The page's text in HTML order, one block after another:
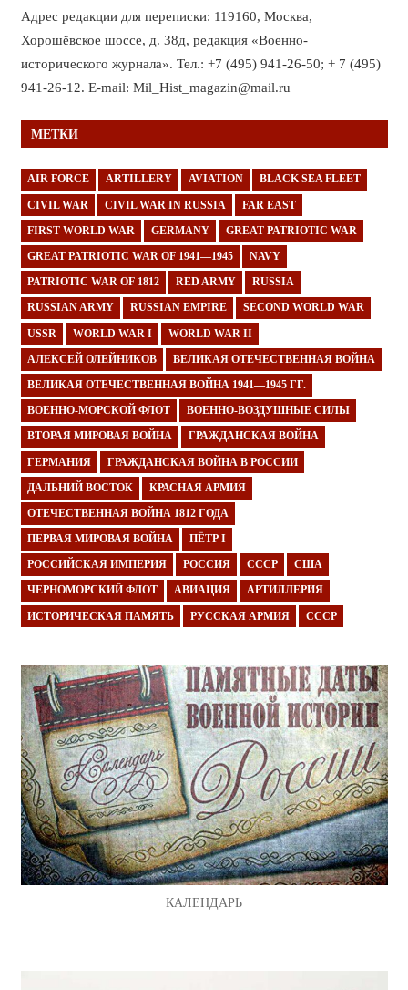
Адрес редакции для переписки: 119160, Москва,
Хорошёвское шоссе, д. 38д, редакция «Военно-
исторического журнала». Тел.: +7 (495) 941-26-50; + 7 (495)
941-26-12. E-mail: Mil_Hist_magazin@mail.ru
МЕТКИ
AIR FORCE ARTILLERY AVIATION BLACK SEA FLEET
CIVIL WAR CIVIL WAR IN RUSSIA FAR EAST
FIRST WORLD WAR GERMANY GREAT PATRIOTIC WAR
GREAT PATRIOTIC WAR OF 1941—1945 NAVY
PATRIOTIC WAR OF 1812 RED ARMY RUSSIA
RUSSIAN ARMY RUSSIAN EMPIRE SECOND WORLD WAR
USSR WORLD WAR I WORLD WAR II
АЛЕКСЕЙ ОЛЕЙНИКОВ ВЕЛИКАЯ ОТЕЧЕСТВЕННАЯ ВОЙНА
ВЕЛИКАЯ ОТЕЧЕСТВЕННАЯ ВОЙНА 1941—1945 ГГ.
ВОЕННО-МОРСКОЙ ФЛОТ ВОЕННО-ВОЗДУШНЫЕ СИЛЫ
ВТОРАЯ МИРОВАЯ ВОЙНА ГРАЖДАНСКАЯ ВОЙНА
ГЕРМАНИЯ ГРАЖДАНСКАЯ ВОЙНА В РОССИИ
ДАЛЬНИЙ ВОСТОК КРАСНАЯ АРМИЯ
ОТЕЧЕСТВЕННАЯ ВОЙНА 1812 ГОДА
ПЕРВАЯ МИРОВАЯ ВОЙНА ПЁТР I
РОССИЙСКАЯ ИМПЕРИЯ РОССИЯ СССР США
ЧЕРНОМОРСКИЙ ФЛОТ АВИАЦИЯ АРТИЛЛЕРИЯ
ИСТОРИЧЕСКАЯ ПАМЯТЬ РУССКАЯ АРМИЯ СССР
КАЛЕНДАРЬ